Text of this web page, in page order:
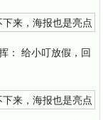
： 给小叮放假，回